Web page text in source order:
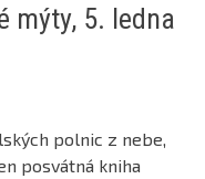
mýty, 5. ledna
polnic z nebe,
posvátná kniha